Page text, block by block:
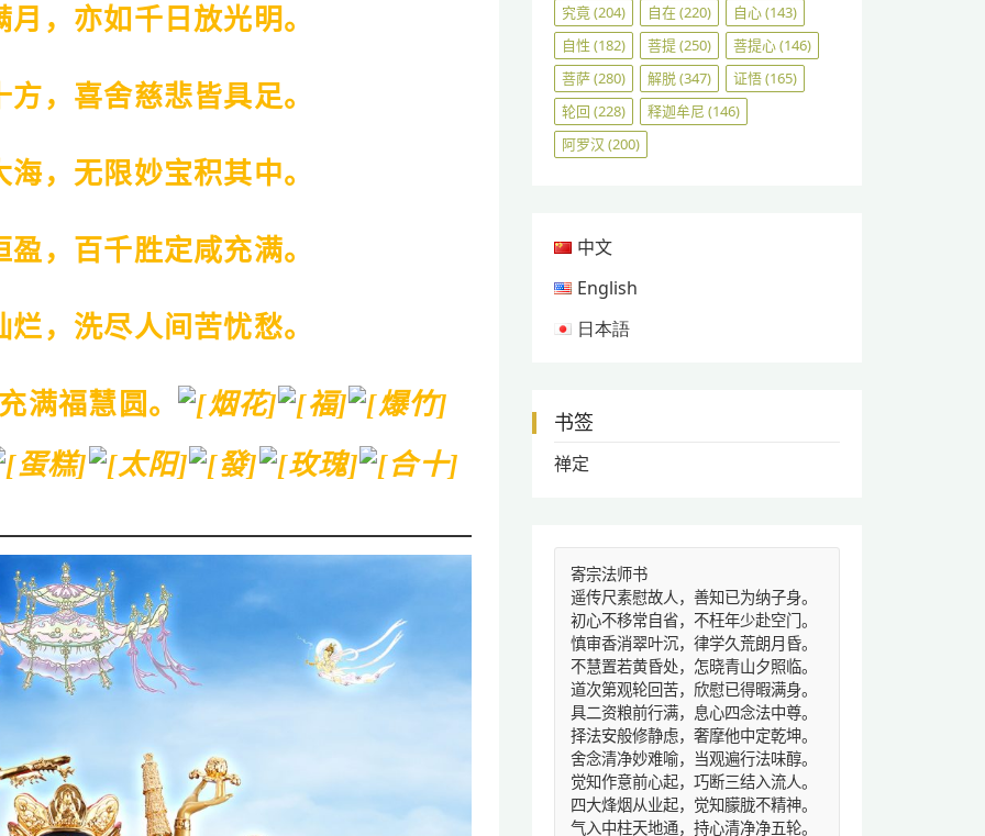
，亦如千日放光明。
，喜舍慈悲皆具足。
，无限妙宝积其中。
，百千胜定咸充满。
，洗尽人间苦忧愁。
满福慧圆。
究竟(204) 自在(220) 自心(143)
自性 (182) 菩提(250) 菩提心(146)
菩萨(280) 解脱(347) 证悟(165)
轮回 (228) 释迦牟尼 (146)
阿罗汉 (200)
中文
English
日本語
书签
禅定
寄宗法师书
遥传尺素慰故人，善知已为纳子身。
初心不移常自省，不枉年少赴空门。
慎审香消翠叶沉，律学久荒朗月昏。
不慧置若黄昏处，怎晓青山夕照临。
道次第观轮回苦，欣慰已得暇满身。
具二资粮前行满，息心四念法中尊。
择法安般修静虑，奢摩他中定乾坤。
舍念清净妙难喻，当观遍行法味醇。
觉知作意前心起，巧断三结入流人。
四大烽烟从业起，觉知朦胧不精神。
气入中柱天地通，持心清净净五轮。